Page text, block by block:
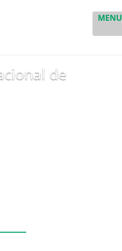
MENU
de